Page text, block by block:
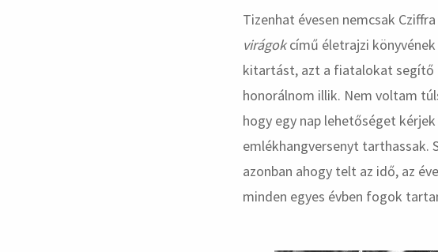
Tizenhat évesen nemcsak
virágokcímű életrajzi
kitartást, azt a fiatalokat segítő
honorálnom illik. Nem voltam
hogy egy nap lehetőséget
emlékhangversenyt tarthassak.
azonban ahogy telt az idő, az
minden egyes évben fogok